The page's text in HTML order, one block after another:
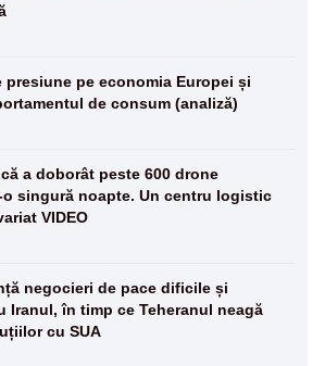
presiune pe economia Europei și
de consum (analiză)
a doborât peste 600 drone
singură noapte. Un centru logistic
VIDEO
negocieri de pace dificile și
Iranul, în timp ce Teheranul neagă
cu SUA